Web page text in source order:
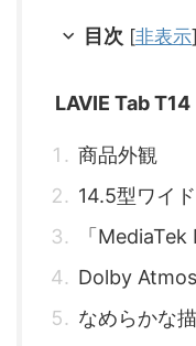
目次 [非表示]
LAVIE Tab T14
商品外観
14.5型ワイ
「
Dolby
なめらかな